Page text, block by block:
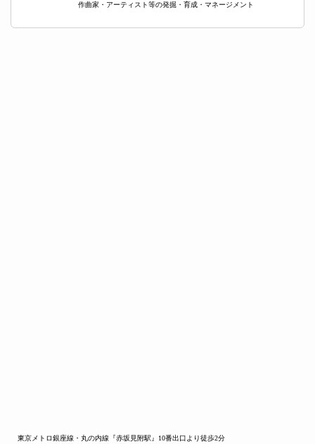
作曲家・アーティスト等の発掘・育成・マネージメント
東京メトロ銀座線・丸の内線『赤坂見附駅』10番出口より徒歩2分